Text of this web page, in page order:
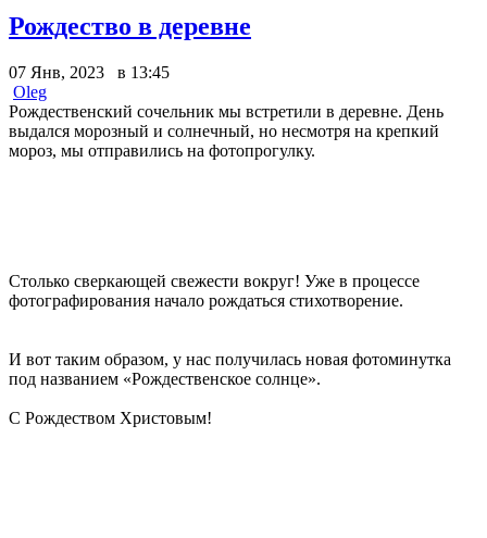
Рождество в деревне
07 Янв, 2023 в 13:45
Oleg
Рождественский сочельник мы встретили в деревне. День
выдался морозный и солнечный, но несмотря на крепкий
мороз, мы отправились на фотопрогулку.
Столько сверкающей свежести вокруг! Уже в процессе
фотографирования начало рождаться стихотворение.
И вот таким образом, у нас получилась новая фотоминутка
под названием «Рождественское солнце».
С Рождеством Христовым!